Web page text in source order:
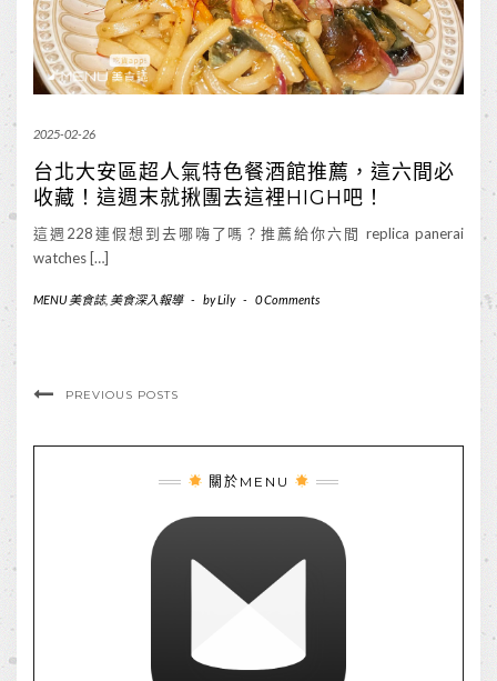
2025-02-26
台北大安區超人氣特色餐酒館推薦，這六間必
收藏！這週末就揪團去這裡HIGH吧！
這週228連假想到去哪嗨了嗎？推薦給你六間 replica panerai
watches […]
MENU 美食誌, 美食深入報導 - byLily - 0 Comments
PREVIOUS POSTS
關於MENU